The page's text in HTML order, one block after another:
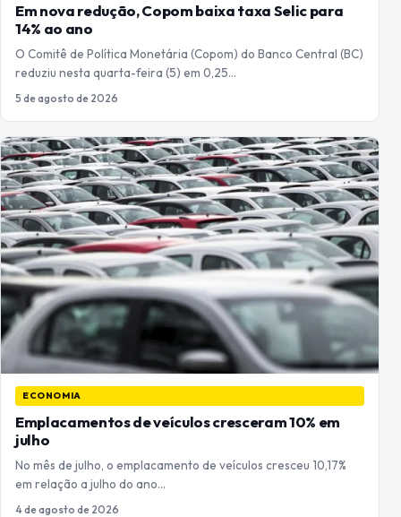
Em nova redução, Copom baixa taxa Selic para
14% ao ano
O Comitê de Política Monetária (Copom) do Banco Central (BC)
reduziu nesta quarta-feira (5) em 0,25…
5 de agosto de 2026
ECONOMIA
Emplacamentos de veículos cresceram 10% em
julho
No mês de julho, o emplacamento de veículos cresceu 10,17%
em relação a julho do ano…
4 de agosto de 2026